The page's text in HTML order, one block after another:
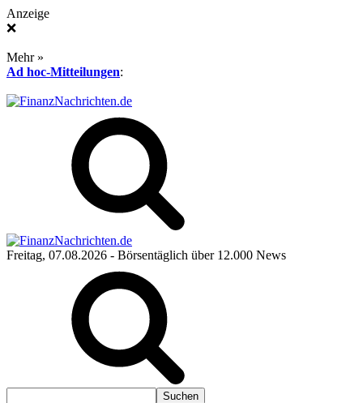
Anzeige
❌
Mehr »
Ad hoc-Mitteilungen:
Freitag, 07.08.2026 - Börsentäglich über 12.000 News